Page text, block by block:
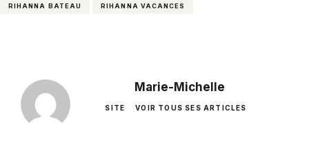
RIHANNA BATEAU RIHANNA VACANCES
Marie-Michelle
SITE VOIR TOUS SES ARTICLES